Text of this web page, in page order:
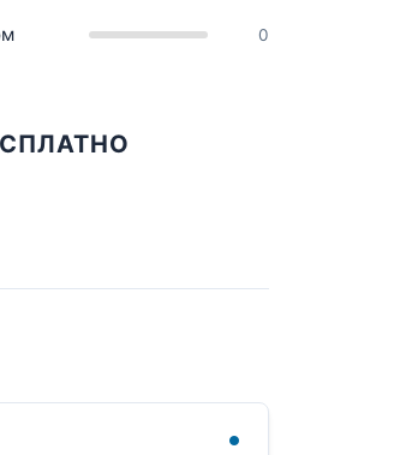
0